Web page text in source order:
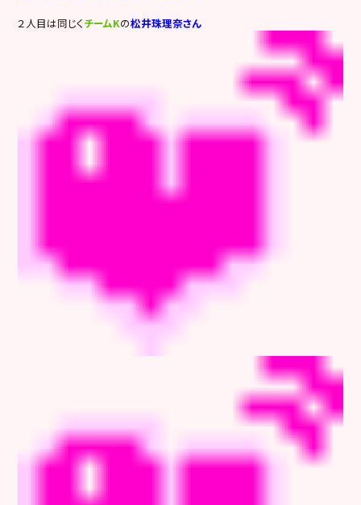
２人目は同じくチームKの松井珠理奈さん